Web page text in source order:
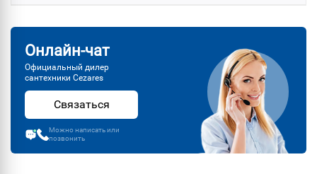
Онлайн-чат
Официальный дилер
сантехники Cezares
Связаться
Можно написать или
позвонить